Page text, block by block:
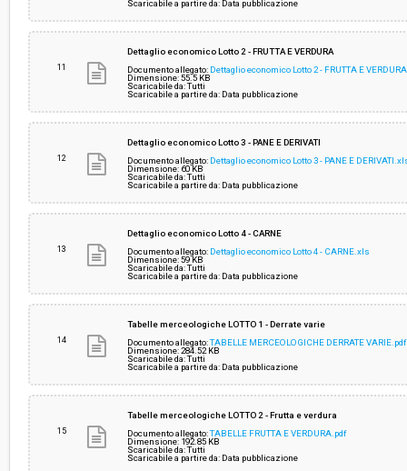
Scaricabile a partire da: Data pubblicazione
11
Dettaglio economico Lotto 2 - FRUTTA E VERDURA
Documento allegato: Dettaglio economico Lotto 2 - FRUTTA E
Dimensione: 55.5 KB
Scaricabile da: Tutti
Scaricabile a partire da: Data pubblicazione
12
Dettaglio economico Lotto 3 - PANE E DERIVATI
Documento allegato: Dettaglio economico Lotto 3 - PANE E
Dimensione: 60 KB
Scaricabile da: Tutti
Scaricabile a partire da: Data pubblicazione
13
Dettaglio economico Lotto 4 - CARNE
Documento allegato: Dettaglio economico Lotto 4 - CARNE.xls
Dimensione: 59 KB
Scaricabile da: Tutti
Scaricabile a partire da: Data pubblicazione
14
Tabelle merceologiche LOTTO 1 - Derrate varie
Documento allegato:TABELLE MERCEOLOGICHE DERRATE VARIE.pdf
Dimensione: 284.52 KB
Scaricabile da: Tutti
Scaricabile a partire da: Data pubblicazione
15
Tabelle merceologiche LOTTO 2 - Frutta e verdura
Documento allegato:TABELLE FRUTTA E VERDURA.pdf
Dimensione: 192.85 KB
Scaricabile da: Tutti
Scaricabile a partire da: Data pubblicazione